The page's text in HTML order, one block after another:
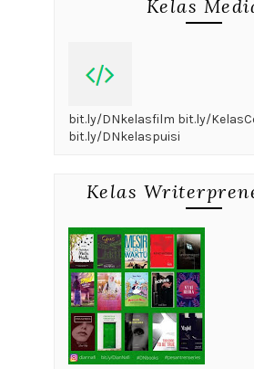
Kelas
bit.ly/DNkelasfilm bit.ly/
bit.ly/DNkelaspuisi
Kelas